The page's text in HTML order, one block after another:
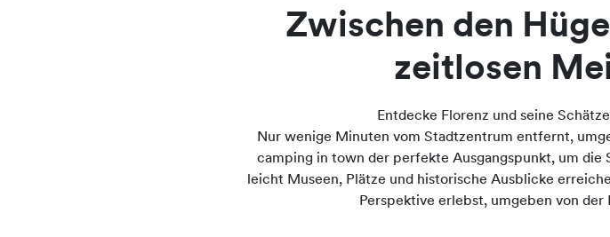
Zwischen den
zeitlosen
Entdecke Florenz und seine
Nur wenige Minuten vom Stadtzentrum entfernt,
camping in town der perfekte Ausgangspunkt, um die
leicht Museen, Plätze und historische Ausblicke
Perspektive erlebst, umgeben von